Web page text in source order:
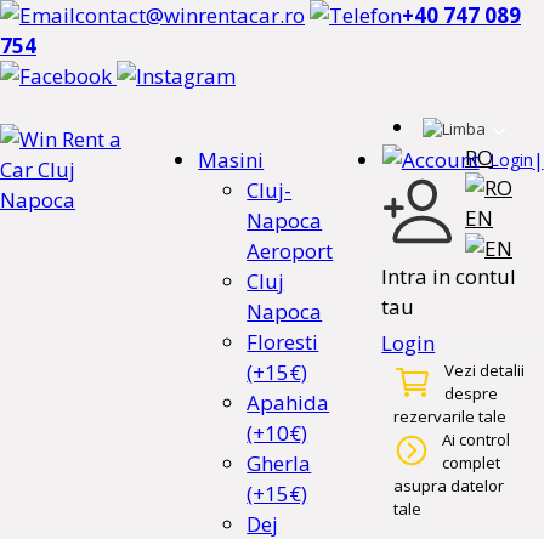
contact@winrentacar.ro
+40 747 089
754
RO
EN
Masini
Cluj-
Napoca
Aeroport
Cluj
Napoca
Floresti
(+15€)
Apahida
(+10€)
Gherla
(+15€)
Dej
Login |
Intra in contul
tau
Login
Vezi detalii
despre
rezervarile tale
Ai control
complet
asupra datelor
tale